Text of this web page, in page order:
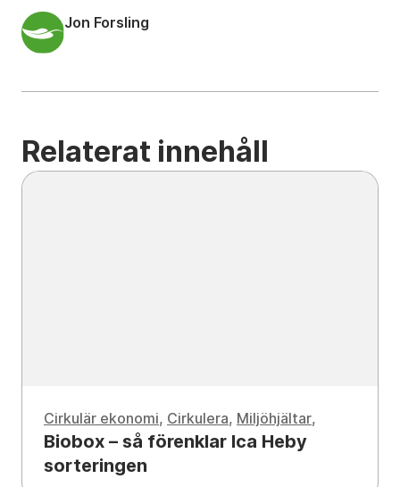
Jon Forsling
Relaterat innehåll
Cirkulär ekonomi, Cirkulera, Miljöhjältar
Biobox – så förenklar Ica Heby
sorteringen